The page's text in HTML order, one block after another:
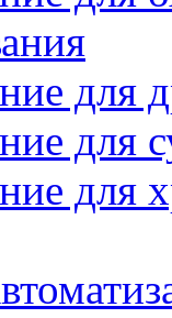
для
для
для